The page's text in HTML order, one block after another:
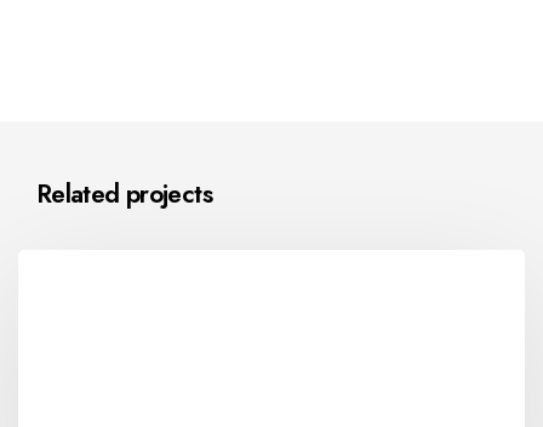
Related projects